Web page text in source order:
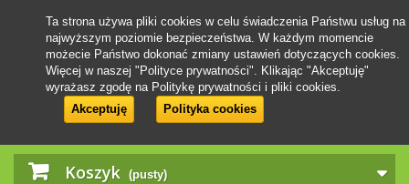
Koszyk (pusty)
Ta strona używa pliki cookies w celu świadczenia Państwu usług na
najwyższym poziomie bezpieczeństwa. W każdym momencie
możecie Państwo dokonać zmiany ustawień dotyczących cookies.
Więcej w naszej "Polityce prywatności". Klikając "Akceptuję"
wyrażasz zgodę na Politykę prywatności i pliki cookies.
Akceptuję
Polityka cookies